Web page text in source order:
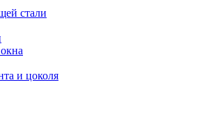
стали
и цоколя